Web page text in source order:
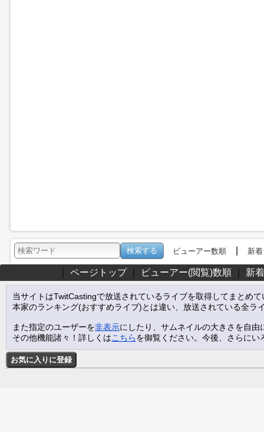
ビューアー数順| 新
ページトップ｜ ビューアー(閲覧)数順｜ 新
当サイトはTwitCastingで放送されているライブを取得してまとめ
本家のランキング(おすすめライブ)とは違い、放送されている全ラ
また指定のユーザーを非表示にしたり、サムネイルの大きさを自
その他機能諸々！詳しくはこちらを御覧ください。今後、さらに